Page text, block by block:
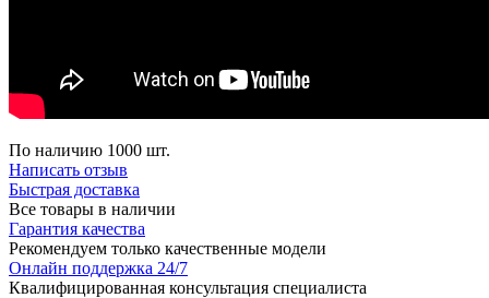
По наличию 1000 шт.
Написать отзыв
Быстрая доставка
Все товары в наличии
Гарантия качества
Рекомендуем только качественные модели
Онлайн поддержка 24/7
Квалифицированная консультация специалиста